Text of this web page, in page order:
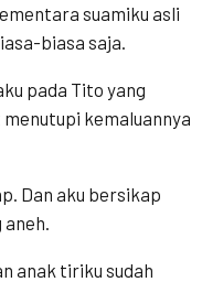
suamiku asli
biasa saja.
pada Tito yang
kemaluannya
Dan aku bersikap
anak tiriku sudah